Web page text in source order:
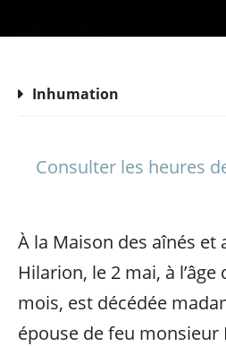
Inhumation
Consulter les heures
À la Maison des aînés et
Hilarion, le 2 mai, à l’âge
mois, est décédée
épouse de feu monsieur